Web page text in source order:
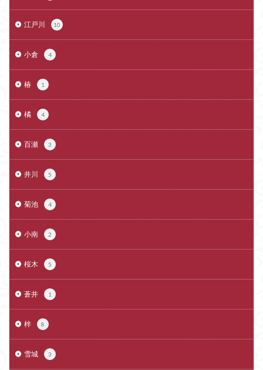
江戸川 10
小倉 4
椿 1
橘 4
百瀬 3
井川 5
菊池 4
小南 2
桜木 5
蒼井 1
梓 8
雪城 3